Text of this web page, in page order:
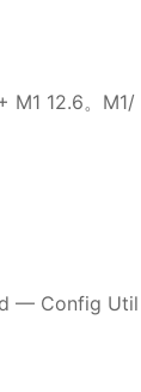
M1 12.6。M1/
— Config Util